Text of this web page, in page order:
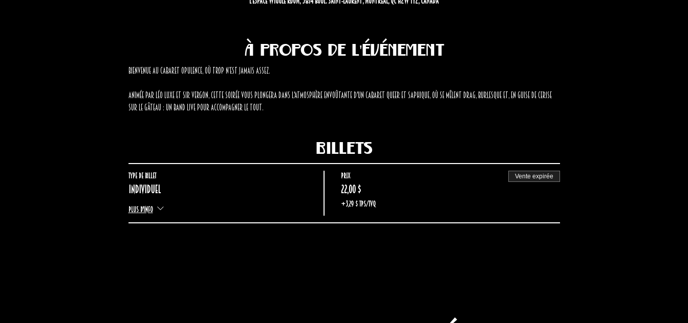
À propos de l'événement
Bienvenue au Cabaret Opulence, où trop n’est JAMAIS assez.
Animée par Léo Luxe et Sir Vergon, cette soirée vous plongera dans l'atmosphère envoûtante d'un cabaret Queer et saphique, où se mêlent drag, burlesque et, en guise de cerise
sur le gâteau : un band live pour accompagner le tout.
Billets
Type de billet
Individuel
Plus d'info
Prix
22,00 $
+3,29 $ TPS/TVQ
Vente expirée